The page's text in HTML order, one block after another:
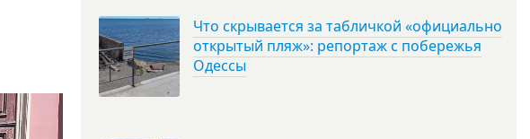
Что скрывается за табличкой «официально
открытый пляж»: репортаж с побережья
Одессы